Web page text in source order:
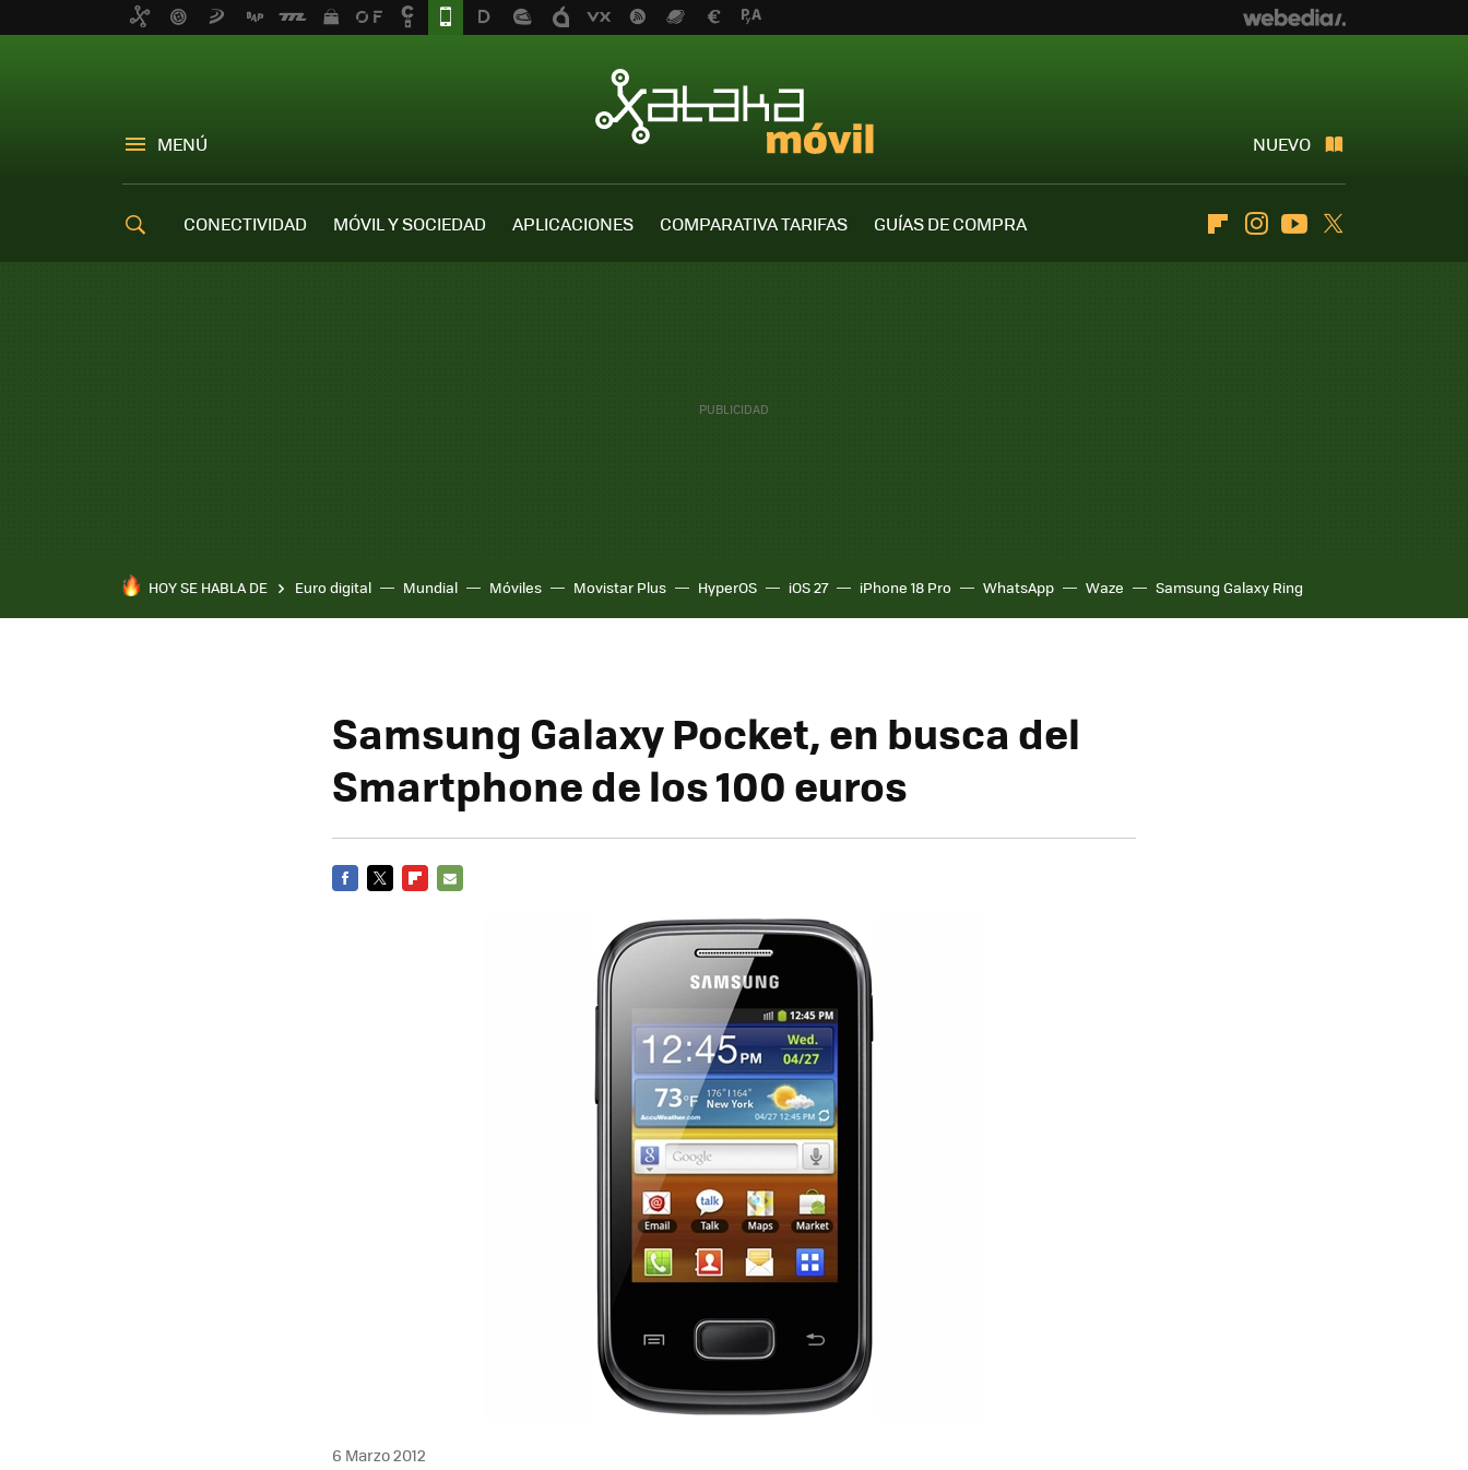
MENÚ NUEVO
CONECTIVIDAD MÓVIL Y SOCIEDAD APLICACIONES COMPARATIVA TARIFAS
GUÍAS DE COMPRA
FlipboardInstagramYoutube
HOY SE HABLA DE Euro digital Mundial Móviles Movistar Plus HyperOS iOS 27 iPhone 18 Pro WhatsApp Waze Samsung Galaxy Ring
Samsung Galaxy Pocket, en busca del
Smartphone de los 100 euros
6 Marzo 2012